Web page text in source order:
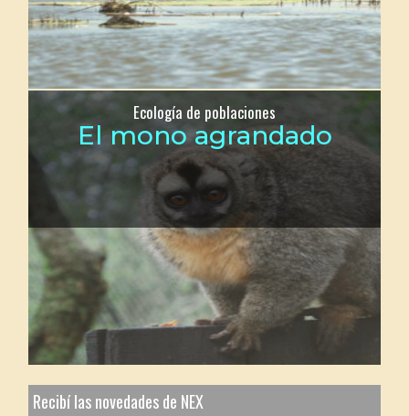
Ecología de poblaciones
El mono agrandado
Recibí las novedades de NEX